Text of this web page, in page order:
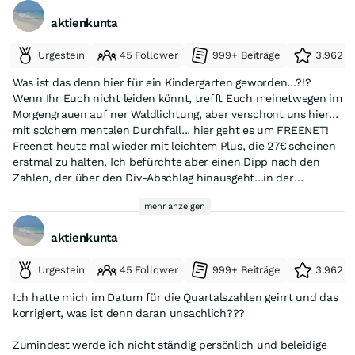
unabhängig davon, auf welcher technologischen Basis die
jeweiligen Angebote beruhen.
Entwicklungen zu erwarten. Der deutsche Mobilfunkmarkt ist
stark reguliert und stellt eine kritische Infrastruktur dar, an
deren Stabilität ein hohes staatliches Interesse besteht.
Entsprechend erfolgen Veränderungen in diesem Marktumfeld
in der Regel evolutionär und unter klaren regulatorischen
Rahmenbedingungen.
Beeinträchtigung unseres Geschäftsmodells oder unserer
Für weitere Fragen stehen wir Ihnen jederzeit gerne zur
Mit freundlichen Grüßen
Investor Relations
freenet AG
In einem Nachtrag teilt man mir mit, dass für 2028 eine
Dividende von 2.30 E geplant wird.
gruss parade
aktienkunta
Urgestein 45 Follower 999+ Beiträge 3.962
Was ist das denn hier für ein Kindergarten geworden...?!?
Wenn Ihr Euch nicht leiden könnt, trefft Euch meinetwegen im
Morgengrauen auf ner Waldlichtung, aber verschont uns hier
mit solchem mentalen Durchfall... hier geht es um FREENET!
Freenet heute mal wieder mit leichtem Plus, die 27€ scheinen
erstmal zu halten. Ich befürchte aber einen Dipp nach den
Zahlen, der über den Div-Abschlag hinausgeht...in der
hoffe etwas mehr Niveau im Faden, frei von themenfremdem
mehr anzeigen
aktienkunta
Urgestein 45 Follower 999+ Beiträge 3.962
Ich hatte mich im Datum für die Quartalszahlen geirrt und das
korrigiert, was ist denn daran unsachlich???
Zumindest werde ich nicht ständig persönlich und beleidige